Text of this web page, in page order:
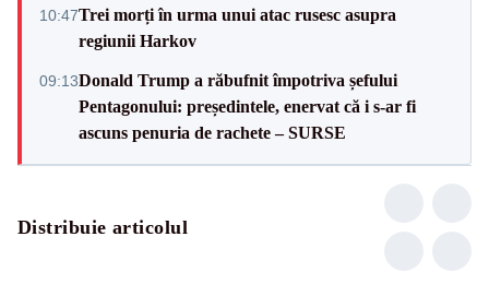
10:47Trei morți în urma unui atac rusesc asupra
regiunii Harkov
09:13Donald Trump a răbufnit împotriva șefului
Pentagonului: președintele, enervat că i s-ar fi
ascuns penuria de rachete – SURSE
Distribuie articolul